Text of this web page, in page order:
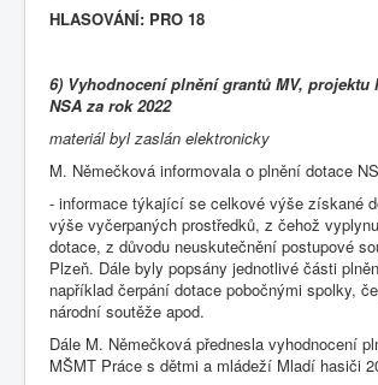
HLASOVÁNÍ: PRO 18
6) Vyhodnocení plnění grantů MV, projektu
NSA za rok 2022
materiál byl zaslán elektronicky
M. Němečková informovala o plnění dotace
- informace týkající se celkové výše získané
výše vyčerpaných prostředků, z čehož
dotace, z důvodu neuskutečnění postupové
Plzeň. Dále byly popsány jednotlivé části
například čerpání dotace pobočnými spolky,
národní soutěže apod.
Dále M. Němečková přednesla vyhodnocení
MŠMT Práce s dětmi a mládeží Mladí hasiči